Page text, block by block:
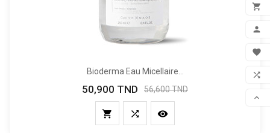





Bioderma Eau Micellaire...
Prix
50,900 TND
Prix
56,600 TND
  